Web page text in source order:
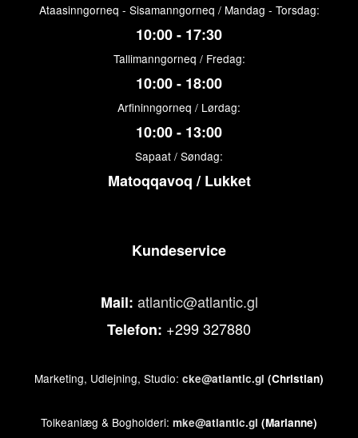
Ataasinngorneq - Sisamanngorneq / Mandag - Torsdag:
10:00 - 17:30
Tallimanngorneq / Fredag:
10:00 - 18:00
Arfininngorneq / Lørdag:
10:00 - 13:00
Sapaat / Søndag:
Matoqqavoq / Lukket
Kundeservice
Mail: atlantic@atlantic.gl
Telefon: +299 327880
Marketing, Udlejning, Studio: cke@atlantic.gl (Christian)
Tolkeanlæg & Bogholderi: mke@atlantic.gl (Marianne)